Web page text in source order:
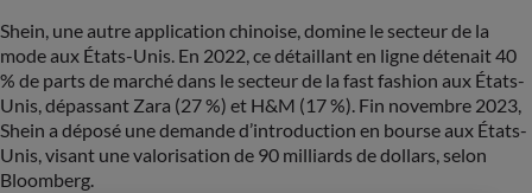
Shein, une autre application chinoise, domine le secteur de la
mode aux États-Unis. En 2022, ce détaillant en ligne détenait 40
% de parts de marché dans le secteur de la fast fashion aux États-
Unis, dépassant Zara (27 %) et H&M (17 %). Fin novembre 2023,
Shein a déposé une demande d’introduction en bourse aux États-
Unis, visant une valorisation de 90 milliards de dollars, selon
Bloomberg.